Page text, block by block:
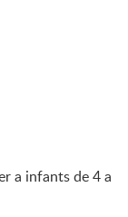
a infants de 4 a